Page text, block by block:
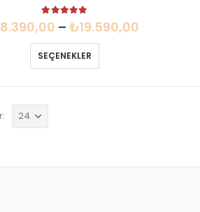
5.00 out of 5
8.390,00 –₺19.590,00
SEÇENEKLER